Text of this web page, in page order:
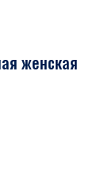
женская